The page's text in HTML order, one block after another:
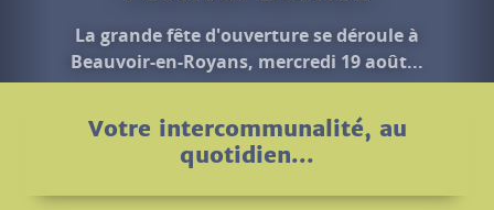
Découvrir le programme
Votre intercommunalité, au
quotidien...